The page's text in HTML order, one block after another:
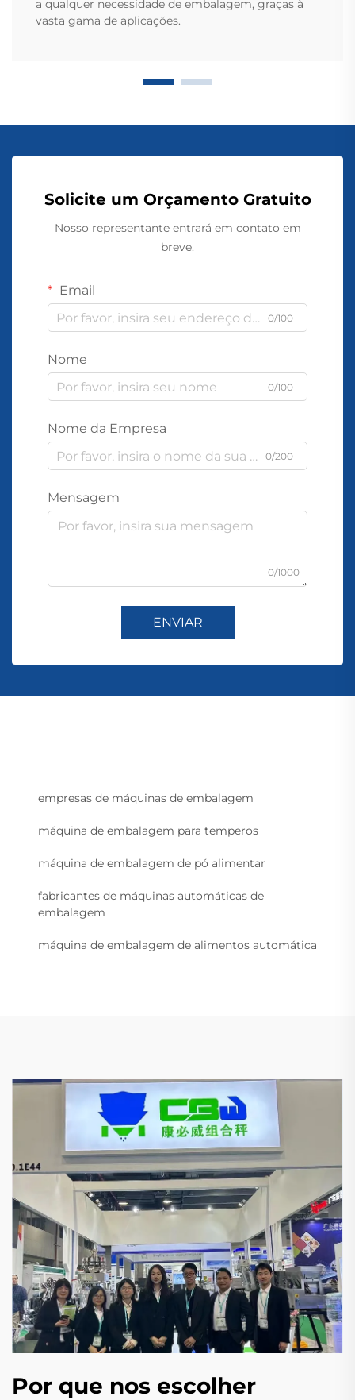
a qualquer necessidade de embalagem, graças à
vasta gama de aplicações.
Solicite um Orçamento Gratuito
Nosso representante entrará em contato em
breve.
Email
0/100
Nome
0/100
Nome da Empresa
0/200
Mensagem
0/1000
ENVIAR
empresas de máquinas de embalagem
máquina de embalagem para temperos
máquina de embalagem de pó alimentar
fabricantes de máquinas automáticas de
embalagem
máquina de embalagem de alimentos automática
Por que nos escolher